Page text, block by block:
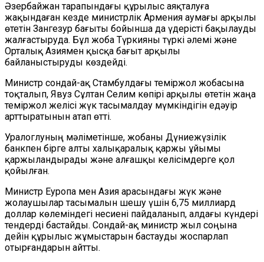
Әзербайжан тарапындағы құрылыс аяқталуға
жақындаған кезде министрлік Армения аумағы арқылы
өтетін Зангезур бағыты бойынша да үдерісті бақылауды
жалғастыруда. Бұл жоба Түркияны түркі әлемі және
Орталық Азиямен қысқа бағыт арқылы
байланыстыруды көздейді.
Министр сондай-ақ Стамбулдағы теміржол жобасына
тоқталып, Явуз Сұлтан Селим көпірі арқылы өтетін жаңа
теміржол желісі жүк тасымалдау мүмкіндігін едәуір
арттыратынын атап өтті.
Уралоглуның мәліметінше, жобаны Дүниежүзілік
банкпен бірге алты халықаралық қаржы ұйымы
қаржыландырады және алғашқы келісімдерге қол
қойылған.
Министр Еуропа мен Азия арасындағы жүк және
жолаушылар тасымалын шешу үшін 6,75 миллиард
доллар көлеміндегі несиені пайдаланып, алдағы күндері
тендерді бастайды. Сондай-ақ министр жыл соңына
дейін құрылыс жұмыстарын бастауды жоспарлап
отырғандарын айтты.